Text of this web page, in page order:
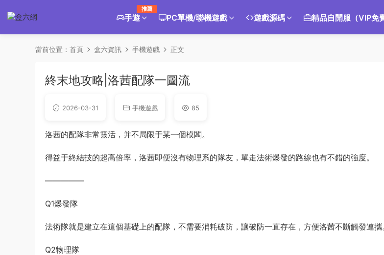
手遊
推薦
PC單機/聯機遊戲 遊戲源碼 精品自開服（VIP免
當前位置： 首頁 盒六資訊 手機遊戲 正文
終末地攻略|洛茜配隊一圖流
2026-03-31 手機遊戲 85
洛茜的配隊非常靈活，并不局限于某一個模闆。
得益于終結技的超高倍率，洛茜即便沒有物理系的隊友，單走法術爆發的路線也有不錯的強度。
—————
Q1爆發隊
法術隊就是建立在這個基礎上的配隊，不需要消耗破防，讓破防一直存在，方便洛茜不斷觸發連攜
Q2物理隊